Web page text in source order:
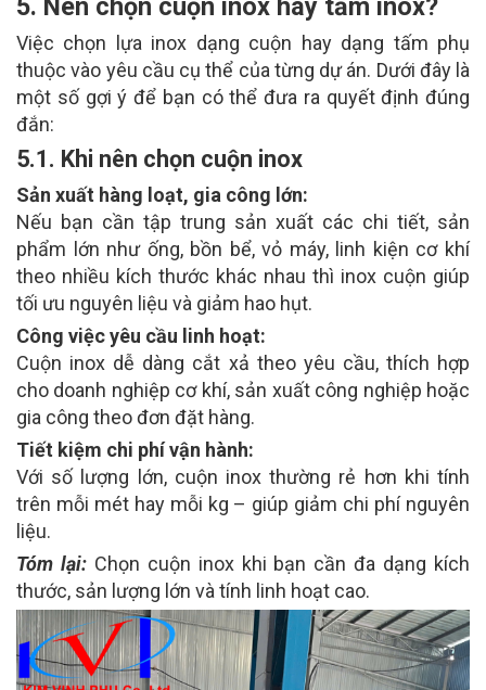
5. Nên chọn cuộn inox hay tấm inox?
Việc chọn lựa inox dạng cuộn hay dạng tấm phụ
thuộc vào yêu cầu cụ thể của từng dự án. Dưới đây là
một số gợi ý để bạn có thể đưa ra quyết định đúng
đắn:
5.1. Khi nên chọn cuộn inox
Sản xuất hàng loạt, gia công lớn:
Nếu bạn cần tập trung sản xuất các chi tiết, sản
phẩm lớn như ống, bồn bể, vỏ máy, linh kiện cơ khí
theo nhiều kích thước khác nhau thì inox cuộn giúp
tối ưu nguyên liệu và giảm hao hụt.
Công việc yêu cầu linh hoạt:
Cuộn inox dễ dàng cắt xả theo yêu cầu, thích hợp
cho doanh nghiệp cơ khí, sản xuất công nghiệp hoặc
gia công theo đơn đặt hàng.
Tiết kiệm chi phí vận hành:
Với số lượng lớn, cuộn inox thường rẻ hơn khi tính
trên mỗi mét hay mỗi kg – giúp giảm chi phí nguyên
liệu.
Tóm lại:Chọn cuộn inox khi bạn cần đa dạng kích
thước, sản lượng lớn và tính linh hoạt cao.